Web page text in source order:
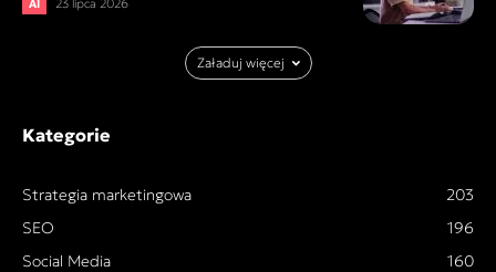
AI
Załaduj więcej
Kategorie
Strategia marketingowa
203
SEO
196
Social Media
160